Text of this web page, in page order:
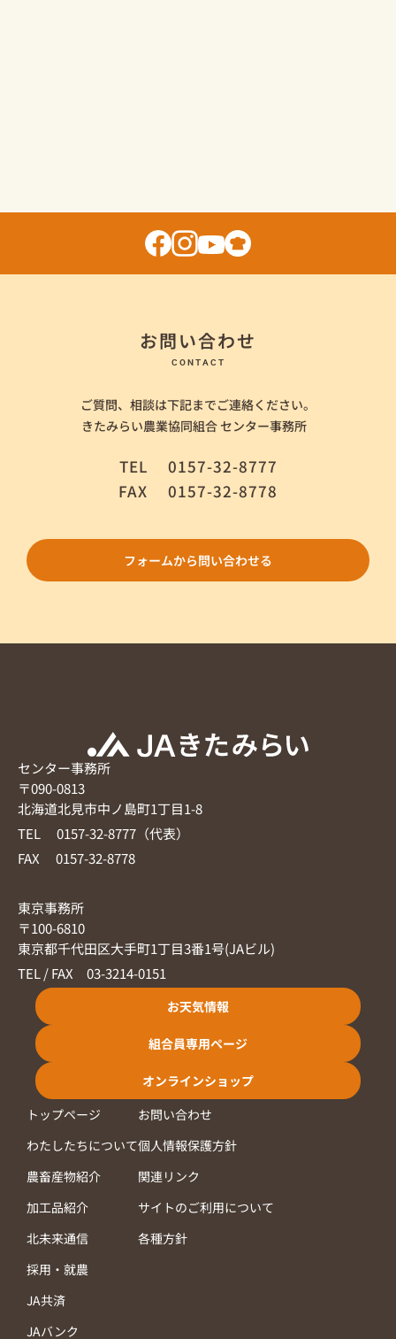
お問い合わせ
CONTACT
ご質問、相談は下記までご連絡ください。
きたみらい農業協同組合 センター事務所
TEL 0157-32-8777
FAX 0157-32-8778
フォームから問い合わせる
センター事務所
〒090-0813
北海道北見市中ノ島町1丁目1-8
TEL 0157-32-8777（代表）
FAX 0157-32-8778
東京事務所
〒100-6810
東京都千代田区大手町1丁目3番1号(JAビル)
TEL / FAX 03-3214-0151
お天気情報
組合員専用ページ
オンラインショップ
トップページ
わたしたちについて
農畜産物紹介
加工品紹介
北未来通信
採用・就農
JA共済
JAバンク
お問い合わせ
個人情報保護方針
関連リンク
サイトのご利用について
各種方針